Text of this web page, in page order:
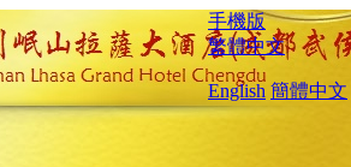
手機版
繁體中文
English 簡體中文